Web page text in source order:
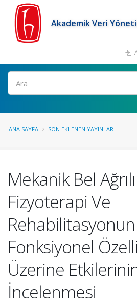
Akademik Veri
Ara
ANA SAYFA SON EKLENEN YAYINLAR
Mekanik Bel
Fizyoterapi Ve
Rehabilitasyonun
Fonksiyonel
Üzerine
İncelenmesi